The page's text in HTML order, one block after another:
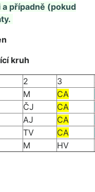
a případně (pokud
kruh
2 3
M CA
ČJ CA
AJ CA
TV CA
M HV